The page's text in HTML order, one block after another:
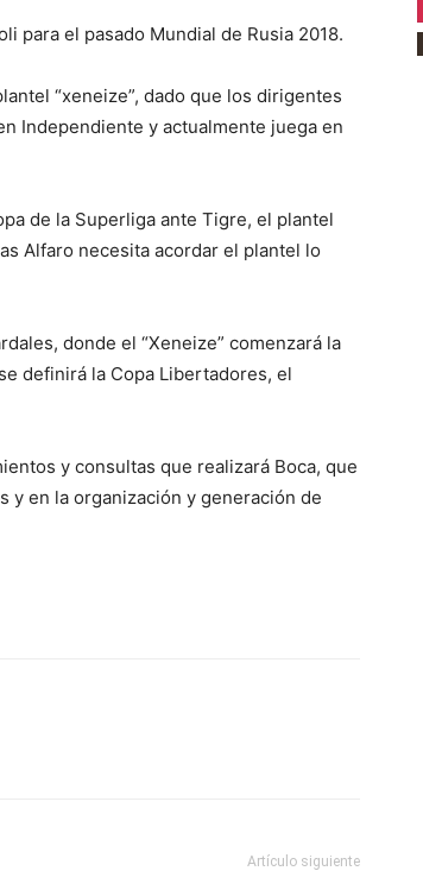
para el pasado Mundial de Rusia 2018.
“xeneize”, dado que los dirigentes
Independiente y actualmente juega en
de la Superliga ante Tigre, el plantel
Alfaro necesita acordar el plantel lo
donde el “Xeneize” comenzará la
definirá la Copa Libertadores, el
y consultas que realizará Boca, que
y en la organización y generación de
Artículo siguiente